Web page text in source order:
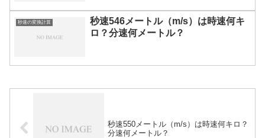
秒速の変換計算
秒速546メートル（m/s）は時速何キ
ロ？分速何メートル？
秒速550メートル（m/s）は時速何キロ？
分速何メートル？